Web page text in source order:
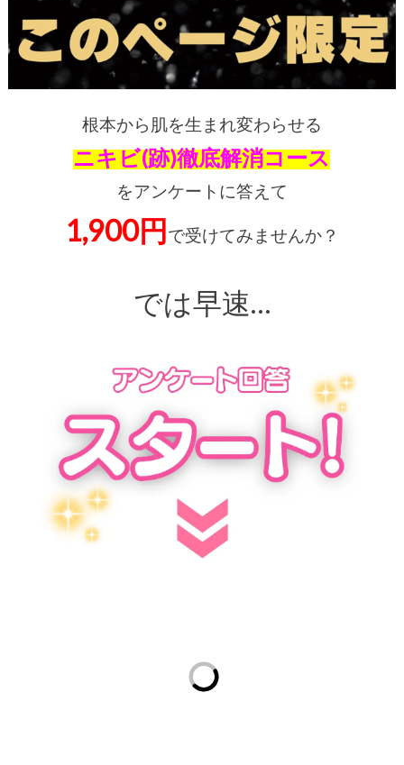
根本から肌を生まれ変わらせる
ニキビ(跡)徹底解消コース
をアンケートに答えて
1,900円で受けてみませんか？
では早速…